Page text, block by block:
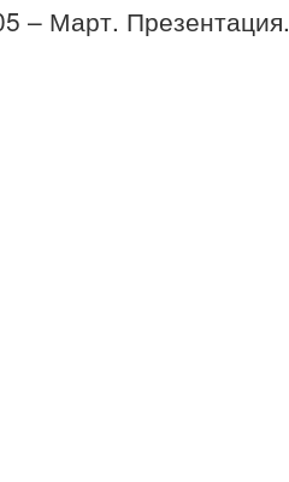
– Март. Презентация.